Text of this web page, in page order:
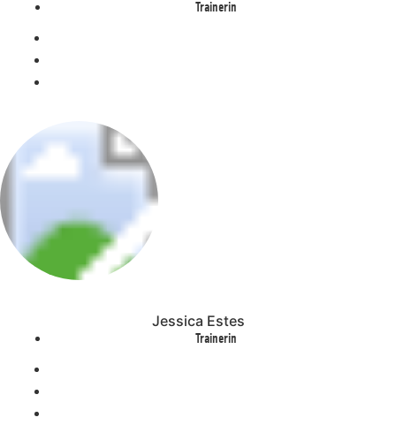
Trainerin
Jessica Estes
Trainerin